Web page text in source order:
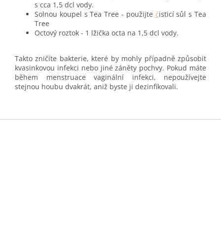
s cca 1,5 dcl vody.
Solnou koupel s Tea Tree - použijte čisticí sůl s Tea
Tree
Octový roztok - 1 lžička octa na 1,5 dcl vody.
Takto zničíte bakterie, které by mohly případně způsobit
kvasinkovou infekci nebo jiné záněty pochvy. Pokud máte
během menstruace vaginální infekci, nepoužívejte
stejnou houbu dvakrát, aniž byste ji dezinfikovali.
Z